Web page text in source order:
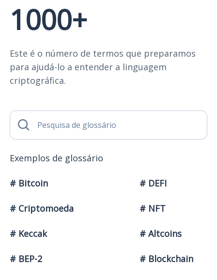
1000+
Este é o número de termos que preparamos
para ajudá-lo a entender a linguagem
criptográfica.
Exemplos de glossário
# Bitcoin
# Criptomoeda
# Keccak
# BEP-2
# DEFI
# NFT
# Altcoins
# Blockchain